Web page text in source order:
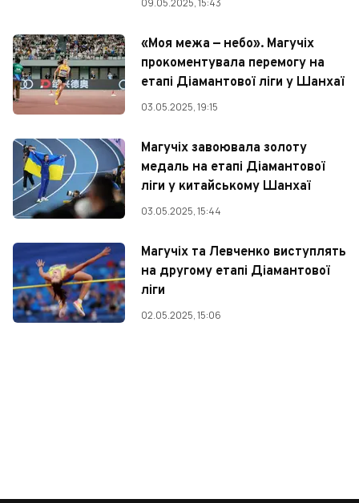
09.05.2025, 15:43
«Моя межа — небо». Магучіх
прокоментувала перемогу на
етапі Діамантової ліги у Шанхаї
03.05.2025, 19:15
Магучіх завоювала золоту
медаль на етапі Діамантової
ліги у китайському Шанхаї
03.05.2025, 15:44
Магучіх та Левченко виступлять
на другому етапі Діамантової
ліги
02.05.2025, 15:06